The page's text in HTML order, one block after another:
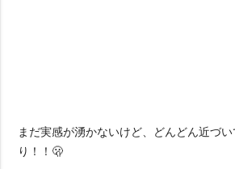
まだ実感が湧かないけど、どんどん近づい
り！！🫢